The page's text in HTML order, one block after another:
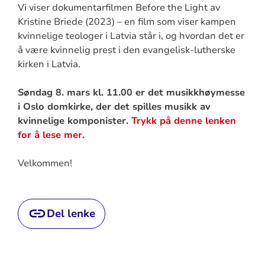
Vi viser dokumentarfilmen Before the Light av
Kristine Briede (2023) – en film som viser kampen
kvinnelige teologer i Latvia står i, og hvordan det er
å være kvinnelig prest i den evangelisk-lutherske
kirken i Latvia.
Søndag 8. mars kl. 11.00 er det musikkhøymesse
i Oslo domkirke, der det spilles musikk av
kvinnelige komponister. Trykk på denne lenken
for å lese mer.
Velkommen!
Del lenke